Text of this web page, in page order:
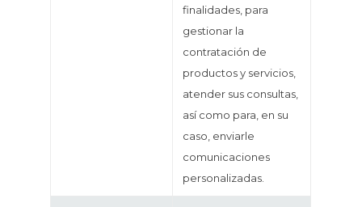
finalidades, para
gestionar la
contratación de
productos y servicios,
atender sus consultas,
así como para, en su
caso, enviarle
comunicaciones
personalizadas.